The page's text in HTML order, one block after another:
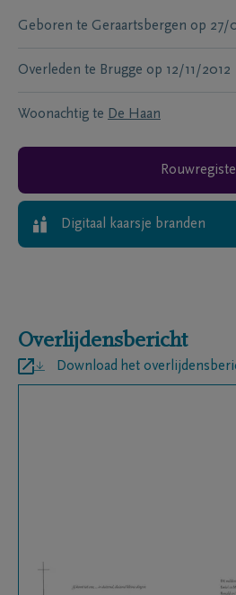
Geboren te Geraartsbergen op 27/
Overleden te Brugge op 12/11/2012
Woonachtig te De Haan
Digitaal kaarsje branden
Overlijdensbericht
Download het